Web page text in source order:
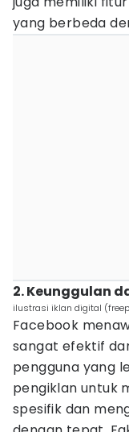
yang berbeda
2. Keunggulan
ilustrasi iklan digital
Facebook
sangat efektif
pengguna yang
pengiklan untuk
spesifik dan